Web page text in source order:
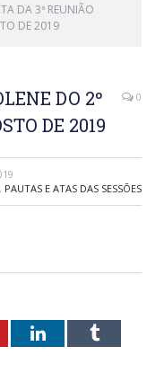
DA 3ª REUNIÃO
DE 2019
DO 2º
DE 2019
0
, PAUTAS E ATAS DAS SESSÕES
LinkedInTumblr